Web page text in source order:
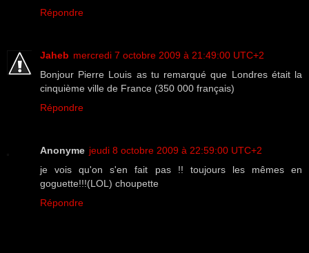
Répondre
Jaheb mercredi 7 octobre 2009 à 21:49:00 UTC+2
Bonjour Pierre Louis as tu remarqué que Londres était la
cinquième ville de France (350 000 français)
Répondre
Anonyme jeudi 8 octobre 2009 à 22:59:00 UTC+2
je vois qu'on s'en fait pas !! toujours les mêmes en
goguette!!!(LOL) choupette
Répondre